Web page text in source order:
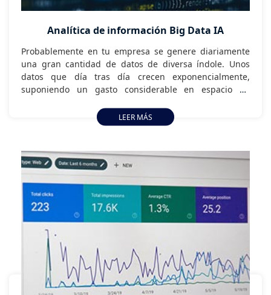
Analítica de información Big Data IA
Probablemente en tu empresa se genere diariamente
una gran cantidad de datos de diversa índole. Unos
datos que día tras día crecen exponencialmente,
suponiendo un gasto considerable en espacio de
ninguna utilidad. Es hora de poner en valor estos datos
y de sacarle el máximo rendimiento, para ayudar en la
productividad y predicción de comportamientos en el
futuro.
LEER MÁS